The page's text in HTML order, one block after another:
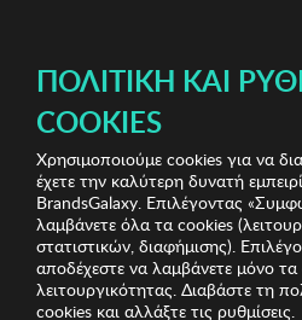
Stock Guide ΠΑΙΔΙ
Stock Guide
Λήγει σε: 00ημέρες | 00ώρες 00
ΠΟΛΙΤΙΚΉ ΚΑΙ
COOKIES
Χρησιμοποιούμε cookies για να
έχετε την καλύτερη δυνατή
BrandsGalaxy. Επιλέγοντας
λαμβάνετε όλα τα cookies
στατιστικών, διαφήμισης).
αποδέχεστε να λαμβάνετε μόνο
λειτουργικότητας. Διαβάστε τη
cookies και αλλάξτε τις ρυθμίσεις.